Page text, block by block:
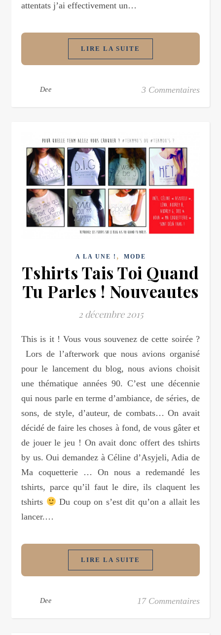
attentats j’ai effectivement un…
LIRE LA SUITE
Dee 3 Commentaires
A LA UNE ! , MODE
Tshirts Tais Toi Quand
Tu Parles ! Nouveautes
2 décembre 2015
This is it ! Vous vous souvenez de cette soirée ?
Lors de l’afterwork que nous avions organisé
pour le lancement du blog, nous avions choisit
une thématique années 90. C’est une décennie
qui nous parle en terme d’ambiance, de séries, de
sons, de style, d’auteur, de combats… On avait
décidé de faire les choses à fond, de vous gâter et
de jouer le jeu ! On avait donc offert des tshirts
by us. Oui demandez à Céline d’Asyjeli, Adia de
Ma coquetterie … On nous a redemandé les
tshirts, parce qu’il faut le dire, ils claquent les
tshirts
Du coup on s’est dit qu’on a allait les
lancer.…
LIRE LA SUITE
Dee 17 Commentaires